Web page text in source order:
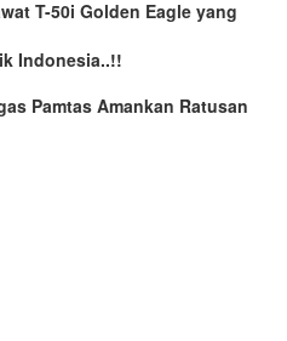
T-50i Golden Eagle yang
Indonesia..!!
Pamtas Amankan Ratusan